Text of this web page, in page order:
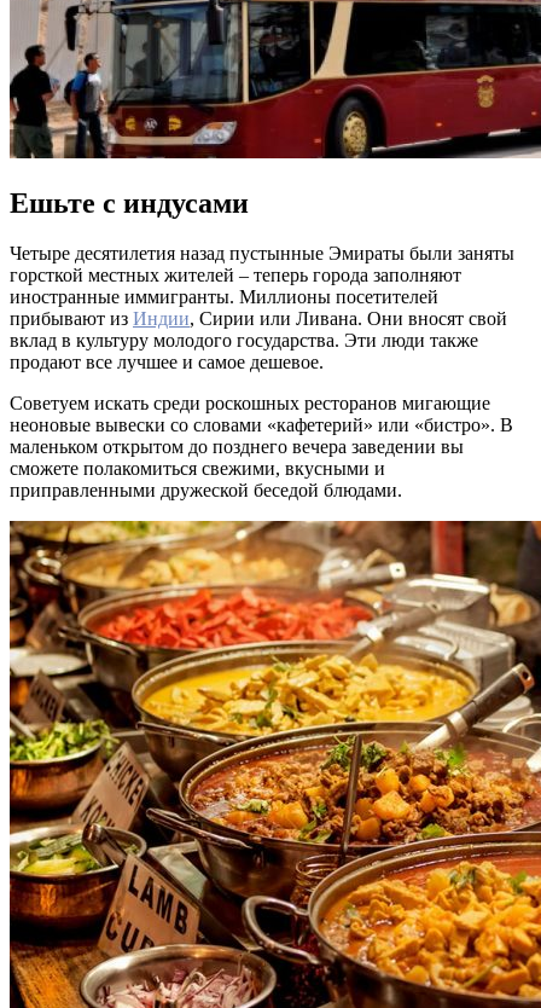
Ешьте с индусами
Четыре десятилетия назад пустынные Эмираты были заняты
горсткой местных жителей – теперь города заполняют
иностранные иммигранты. Миллионы посетителей
прибывают из Индии, Сирии или Ливана. Они вносят свой
вклад в культуру молодого государства. Эти люди также
продают все лучшее и самое дешевое.
Советуем искать среди роскошных ресторанов мигающие
неоновые вывески со словами «кафетерий» или «бистро». В
маленьком открытом до позднего вечера заведении вы
сможете полакомиться свежими, вкусными и
приправленными дружеской беседой блюдами.